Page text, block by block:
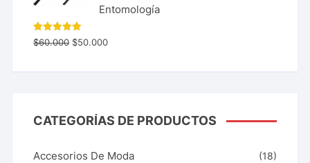
Entomología
Valorado
con5.00
$60.000 $50.000
CATEGORÍAS DE PRODUCTOS
Accesorios De Moda (18)